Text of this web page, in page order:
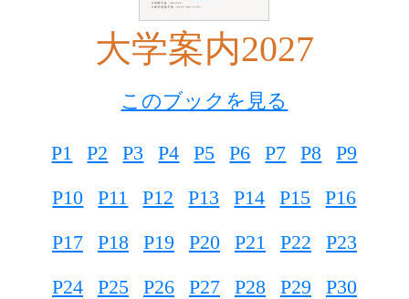
大学案内2027
このブックを見る
P1 P2 P3 P4 P5 P6 P7 P8
P9
P10
P11 P12 P13 P14 P15
P16
P17
P18 P19 P20 P21 P22
P23
P24
P25 P26 P27 P28 P29
P30